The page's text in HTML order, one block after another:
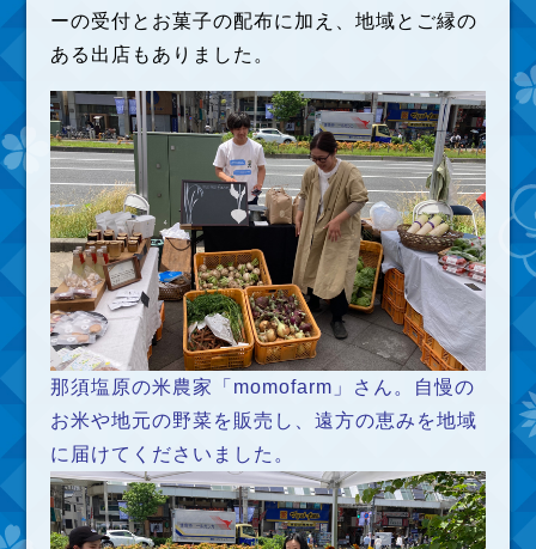
ーの受付とお菓子の配布に加え、地域とご縁の
ある出店もありました。
那須塩原の米農家「momofarm」さん。自慢の
お米や地元の野菜を販売し、遠方の恵みを地域
に届けてくださいました。